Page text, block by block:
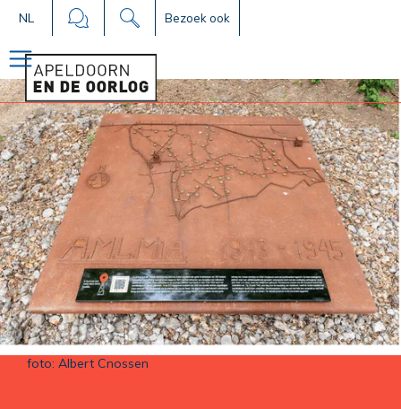
NL Bezoek ook
foto: Albert Cnossen